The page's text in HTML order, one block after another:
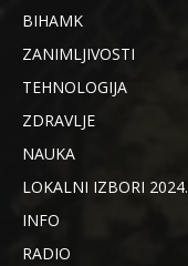
BIHAMK
ZANIMLJIVOSTI
TEHNOLOGIJA
ZDRAVLJE
NAUKA
LOKALNI IZBORI 2024.
INFO
RADIO